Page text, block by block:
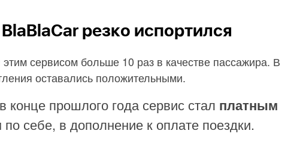
резко испортился
сервисом больше 10 раз в качестве пассажира. В
оставались положительными.
конце прошлого года сервис стал платным
по себе, в дополнение к оплате поездки.